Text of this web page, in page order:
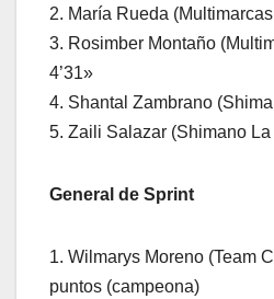
2. María Rueda
3. Rosimber Montaño
4’31»
4. Shantal Zambrano
5. Zaili Salazar (Shimano La
General de Sprint
1. Wilmarys Moreno (Team
puntos (campeona)